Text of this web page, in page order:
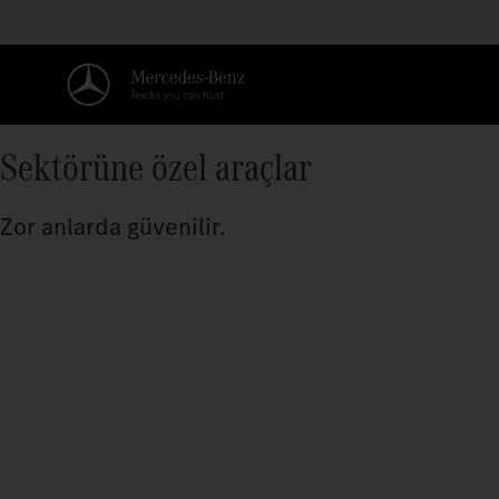
Sektörüne özel araçlar
Zor anlarda güvenilir.